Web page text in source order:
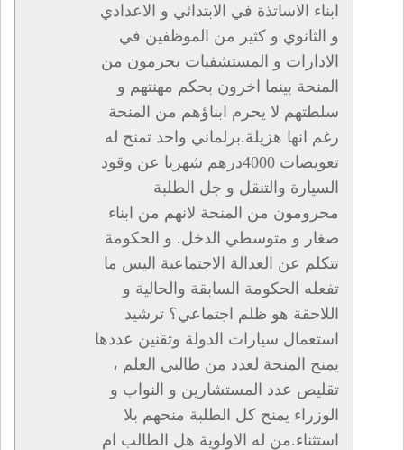
ابناء الاساتذة في الابتدائي و الاعدادي
و الثانوي و كثير من الموظفين في
الادارات و المستشفيات يحرمون من
المنحة بينما اخرون بحكم مهنتهم و
سلطتهم لا يحرم ابناؤهم من المنحة
رغم انها هزيلة.برلماني واحد تمنح له
تعويضات 4000درهم شهريا عن وقود
السيارة والتنقل و جل الطلبة
محرومون من المنحة لانهم من ابناء
صغار و متوسطي الدخل. و الحكومة
تتكلم عن العدالة الاجتماعية اليس ما
تفعله الحكومة السابقة والحالية و
اللاحقة هو ظلم اجتماعي؟ ترشيد
استعمال سيارات الدولة وتقنين عددها
يمنح المنحة لعدد من طالبي العلم ،
تقليص عدد المستشارين و النواب و
الوزراء يمنح كل الطلبة منحهم بلا
استثناء.من له الاولوية هل الطالب ام